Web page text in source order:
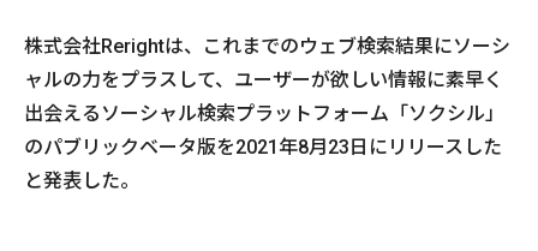
株式会社Rerightは、これまでのウェブ検索結果にソーシ
ャルの力をプラスして、ユーザーが欲しい情報に素早く
出会えるソーシャル検索プラットフォーム「ソクシル」
のパブリックベータ版を2021年8月23日にリリースした
と発表した。